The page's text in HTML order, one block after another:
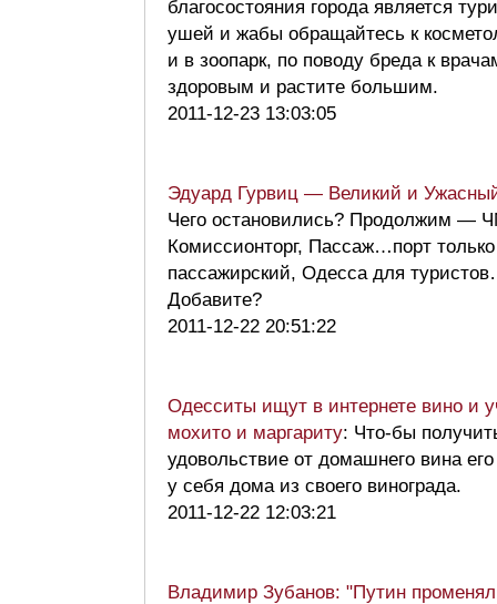
благосостояния города является
ушей и жабы обращайтесь к
и в зоопарк, по поводу бреда к
здоровым и растите большим.
2011-12-23 13:03:05
Эдуард Гурвиц — Великий и
Чего остановились? Продолжим —
Комиссионторг, Пассаж…порт только
пассажирский, Одесса для
Добавите?
2011-12-22 20:51:22
Одесситы ищут в интернете вино и
мохито и маргариту: Что-бы
удовольствие от домашнего вина
у себя дома из своего винограда.
2011-12-22 12:03:21
Владимир Зубанов: "Путин променял